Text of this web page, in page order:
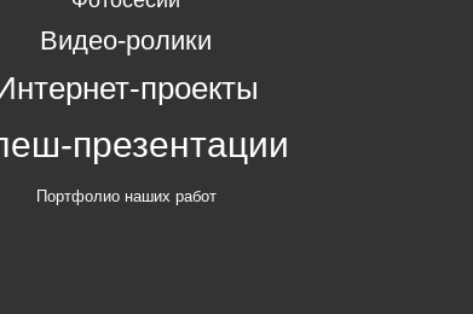
Видео-ролики
проекты
презентации
Портфолио наших работ